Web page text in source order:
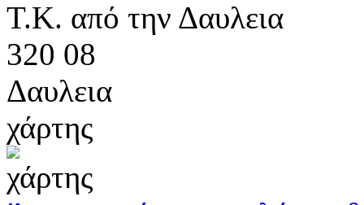
Τ.Κ. από την Δαυλεια
320 08
Δαυλεια
χάρτης